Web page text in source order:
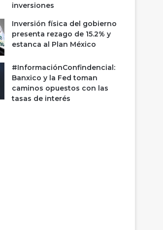
inversiones
Inversión física del gobierno
presenta rezago de 15.2% y
estanca al Plan México
#InformaciónConfindencial:
Banxico y la Fed toman
caminos opuestos con las
tasas de interés